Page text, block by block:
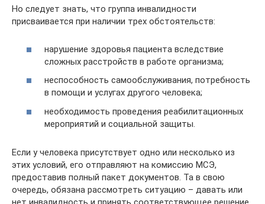
Но следует знать, что группа инвалидности
присваивается при наличии трех обстоятельств:
нарушение здоровья пациента вследствие
сложных расстройств в работе организма;
неспособность самообслуживания, потребность
в помощи и услугах другого человека;
необходимость проведения реабилитационных
мероприятий и социальной защиты.
Если у человека присутствует одно или несколько из
этих условий, его отправляют на комиссию МСЭ,
предоставив полный пакет документов. Та в свою
очередь, обязана рассмотреть ситуацию – давать или